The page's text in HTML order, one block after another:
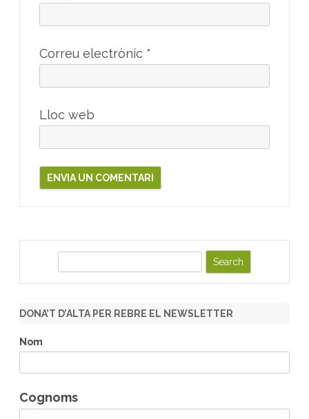
Correu electrònic *
Lloc web
r
h
DONA’T D’ALTA PER REBRE EL NEWSLETTER
Nom
Cognoms